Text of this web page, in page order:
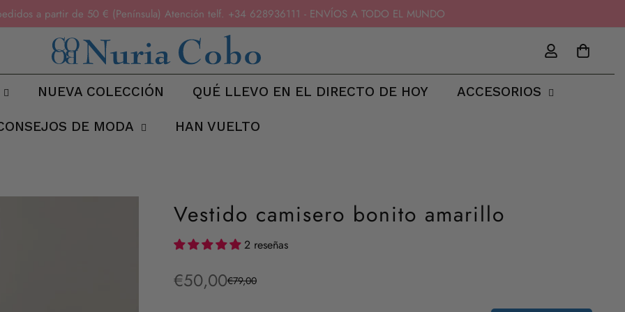
a partir de 50 € (Península) Atención telf. +34 628936111 - ENVÍOS A TODO EL MUNDO
NUEVA COLECCIÓN QUÉ LLEVO EN EL DIRECTO DE HOY ACCESORIOS
DE MODA HAN VUELTO
Vestido camisero bonito amarillo
2 reseñas
Precio
€50,00
Precio
€79,00